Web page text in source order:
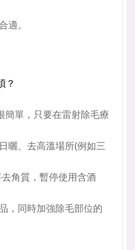
適。
？
簡單，只要在雷射除毛療
曬、去高溫場所(例如三
角質，暫停使用含酒
，同時加強除毛部位的